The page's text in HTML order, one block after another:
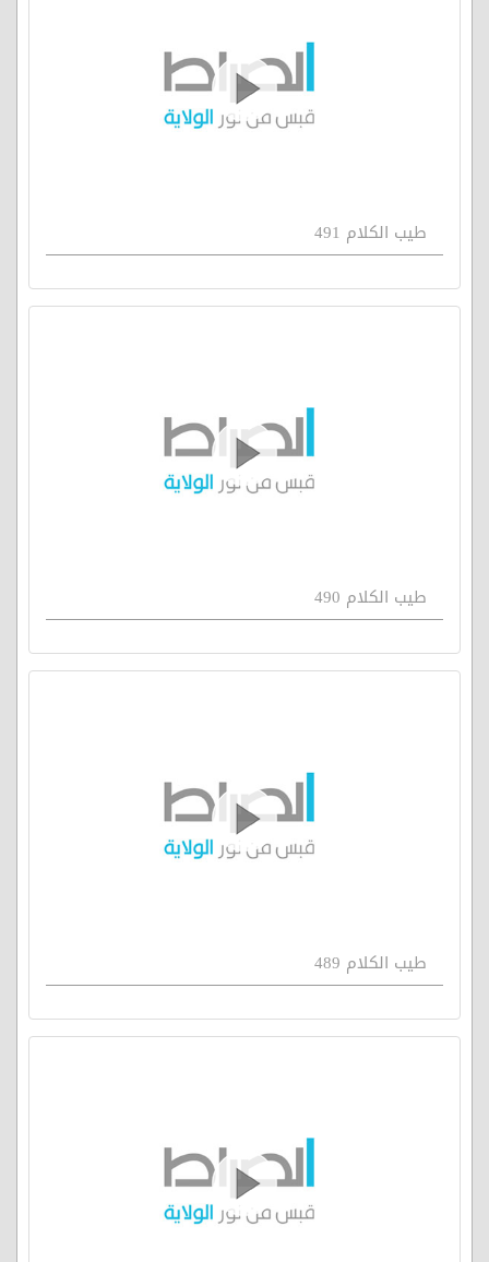
طيب الكلام 491
طيب الكلام 490
طيب الكلام 489